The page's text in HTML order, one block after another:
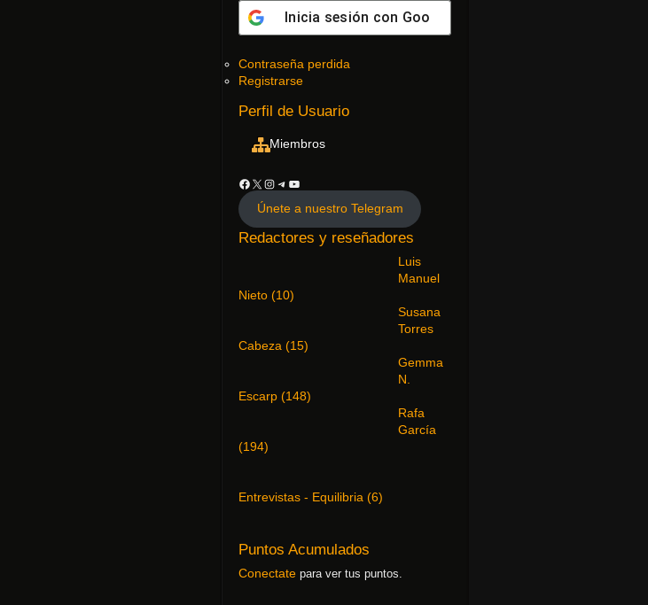
Inicia sesión con Google
Contraseña perdida
Registrarse
Perfil de Usuario
Miembros
Únete a nuestro Telegram
Redactores y reseñadores
Luis
Manuel
Nieto (10)
Susana
Torres
Cabeza (15)
Gemma
N.
Escarp (148)
Rafa
García
(194)
Entrevistas - Equilibria (6)
Puntos Acumulados
Conectate para ver tus puntos.